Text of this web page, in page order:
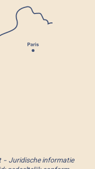
Juridische informatie